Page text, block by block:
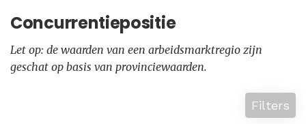
Concurrentiepositie
Let op: de waarden van een arbeidsmarktregio zijn
geschat op basis van provinciewaarden.
Filters